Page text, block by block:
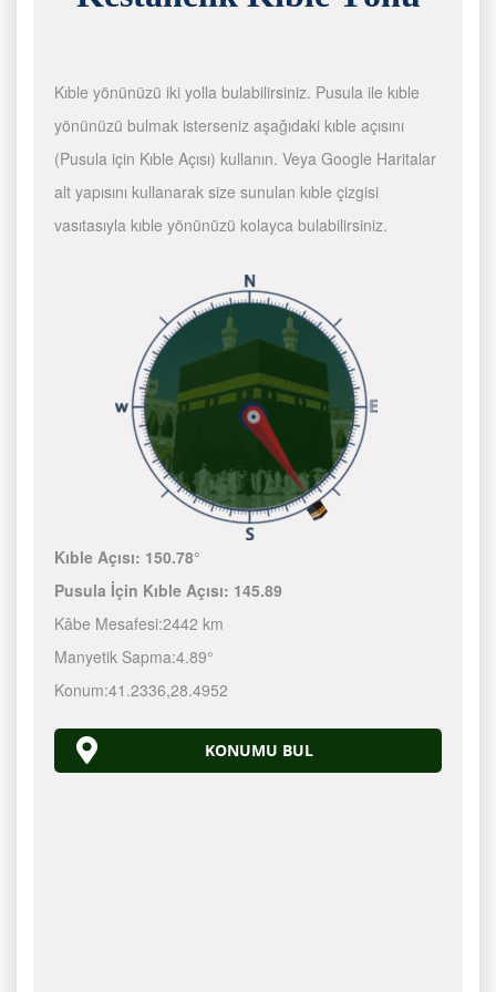
Kıble yönünüzü iki yolla bulabilirsiniz. Pusula ile kıble
yönünüzü bulmak isterseniz aşağıdaki kıble açısını
(Pusula için Kıble Açısı) kullanın. Veya Google Haritalar
alt yapısını kullanarak size sunulan kıble çizgisi
vasıtasıyla kıble yönünüzü kolayca bulabilirsiniz.
Kıble Açısı: 150.78°
Pusula İçin Kıble Açısı: 145.89
Kâbe Mesafesi:2442 km
Manyetik Sapma:4.89°
Konum:41.2336,28.4952
KONUMU BUL